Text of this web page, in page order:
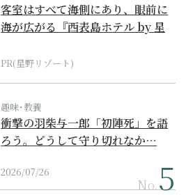
客室はすべて海側にあり、眼前に
海が広がる『西表島ホテル by 星
PR(星野リゾート)
趣味･教養
衝撃の羽柴与一郎「初陣死」を語
ろう。どうして守り切れなか…
2026/07/26
No.